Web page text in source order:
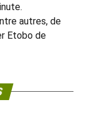
autres, de
Etobo de